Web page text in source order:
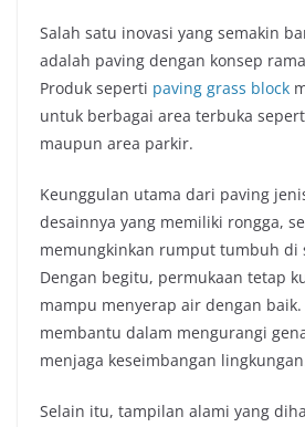
Salah satu inovasi yang semakin
adalah paving dengan konsep
Produk seperti paving grass block
untuk berbagai area terbuka
maupun area parkir.
Keunggulan utama dari paving
desainnya yang memiliki rongga,
memungkinkan rumput tumbuh di
Dengan begitu, permukaan tetap
mampu menyerap air dengan
membantu dalam mengurangi
menjaga keseimbangan
Selain itu, tampilan alami yang